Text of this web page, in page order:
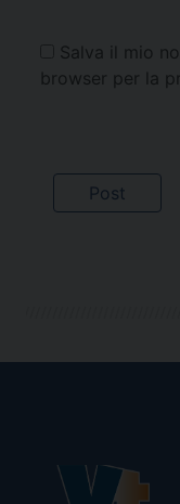
Salva il mio
browser per la